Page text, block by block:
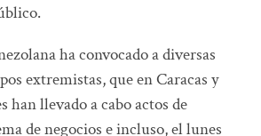
ha convocado a diversas
extremistas, que en Caracas y
han llevado a cabo actos de
de negocios e incluso, el lunes